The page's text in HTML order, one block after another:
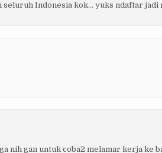
seluruh Indonesia kok… yuks ndaftar jadi
nih gan untuk coba2 melamar kerja ke